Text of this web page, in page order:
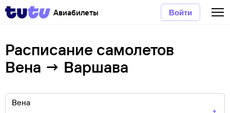
Авиабилеты Войти
Расписание самолетов
Вена → Варшава